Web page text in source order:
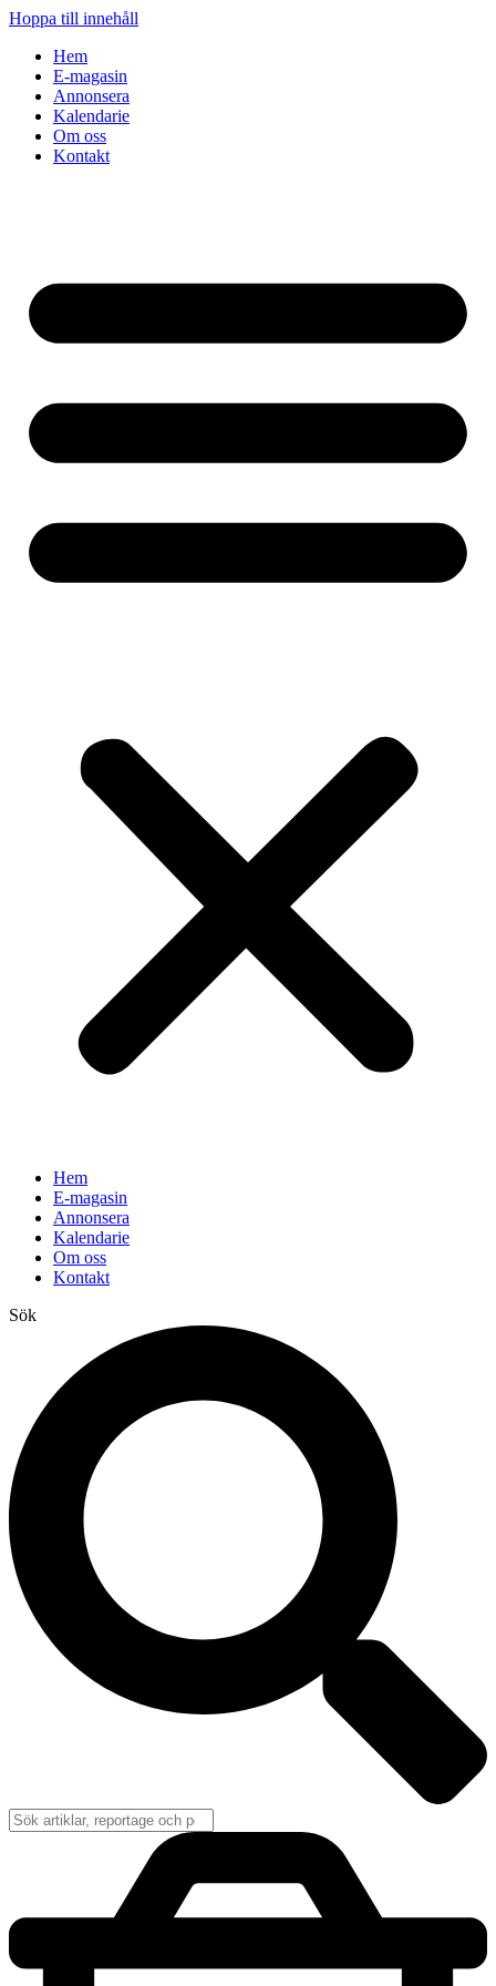
Hoppa till innehåll
Hem
E-magasin
Annonsera
Kalendarie
Om oss
Kontakt
Hem
E-magasin
Annonsera
Kalendarie
Om oss
Kontakt
Sök